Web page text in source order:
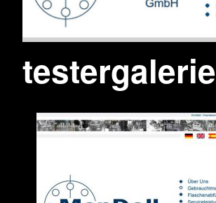
testergalerie